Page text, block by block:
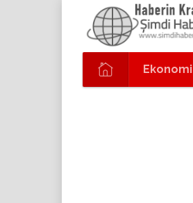
Ekonomi